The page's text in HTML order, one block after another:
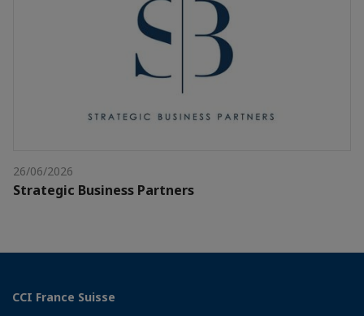
26/06/2026
Strategic Business Partners
CCI France Suisse